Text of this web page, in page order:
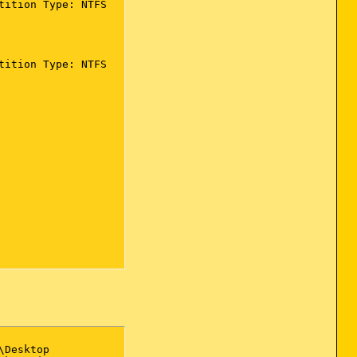
Type: NTFS
Type: NTFS
(Apple Inc.)
AG)